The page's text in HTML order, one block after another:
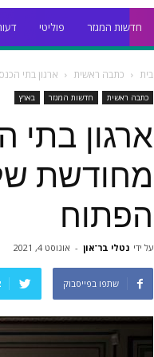
חדשות המגזר פוליטי
בית כתבה ראשית ארגון בתי
כתבה ראשית חדשות המגזר בארץ
ארגון בתי
מחודשת
הפתוח
על ידי נטלי בר־און - אוגוסט 4, 2021
שתפו בפייסבוק